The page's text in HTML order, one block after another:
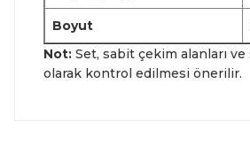
Boyut
Not: Set, sabit çekim alanları
olarak kontrol edilmesi önerilir.